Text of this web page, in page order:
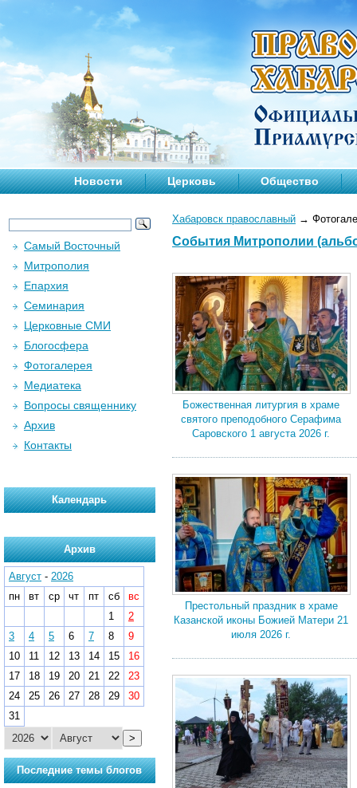
Новости Церковь Общество
Хабаровск православный →
События Митрополии
Божественная литургия в храме
святого преподобного Серафима
Саровского 1 августа 2026 г.
Престольный праздник в храме
Казанской иконы Божией Матери 21
июля 2026 г.
Самый Восточный
Митрополия
Епархия
Семинария
Церковные СМИ
Блогосфера
Фотогалерея
Медиатека
Вопросы священнику
Архив
Контакты
Календарь
Архив
Август - 2026
пн
вт ср чт пт сб
вс
1
2
3
4 5 6 7 8
9
10
11 12 13 14 15
16
17
18 19 20 21 22
23
24
25 26 27 28 29
30
31
>
Последние темы блогов